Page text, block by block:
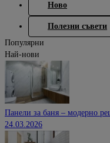
Ново
Полезни съвети
Популярни
Най-нови
Панели за баня – модерно
24.03.2026